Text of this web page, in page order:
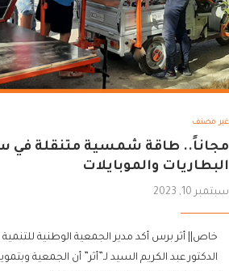
غير مصنف
مجاناً.. طاقة شمسية متنقلة في
البطاريات والموبايلات
سبتمبر 10, 2023
خاص|| أثر برس أكد مدير الجمعية الوطنية للتنمية
الدكتور عبد الكريم السيد لـ”أثر” أن الجمعية